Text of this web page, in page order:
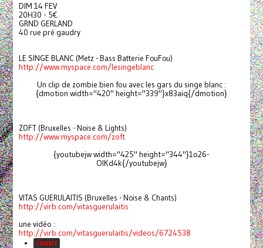
DIM 14 FEV
20H30 - 5€
GRND GERLAND
40 rue pré gaudry
LE SINGE BLANC (Metz - Bass Batterie FouFou)
http://www.myspace.com/lesingeblanc
Un clip de zombie bien fou avec les gars du singe blanc :
{dmotion width="420" height="339"}x83aiq{/dmotion}
ZOFT (Bruxelles - Noise & Lights)
http://www.myspace.com/zoft
{youtubejw width="425" height="344"}1o26-
OlKd4k{/youtubejw}
VITAS GUERULAITIS (Bruxelles - Noise & Chants)
http://virb.com/vitasguerulaitis
une vidéo :
http://virb.com/vitasguerulaitis/videos/6724538
CHANT